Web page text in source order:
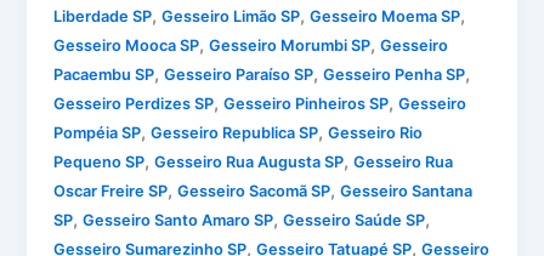
Liberdade SP,Gesseiro Limão SP,Gesseiro Moema SP,
Gesseiro Mooca SP,Gesseiro Morumbi SP,Gesseiro
Pacaembu SP,Gesseiro Paraíso SP,Gesseiro Penha SP,
Gesseiro Perdizes SP,Gesseiro Pinheiros SP,Gesseiro
Pompéia SP,Gesseiro Republica SP,Gesseiro Rio
Pequeno SP,Gesseiro Rua Augusta SP,Gesseiro Rua
Oscar Freire SP,Gesseiro Sacomã SP,Gesseiro Santana
SP,Gesseiro Santo Amaro SP,Gesseiro Saúde SP,
Gesseiro Sumarezinho SP,Gesseiro Tatuapé SP,Gesseiro